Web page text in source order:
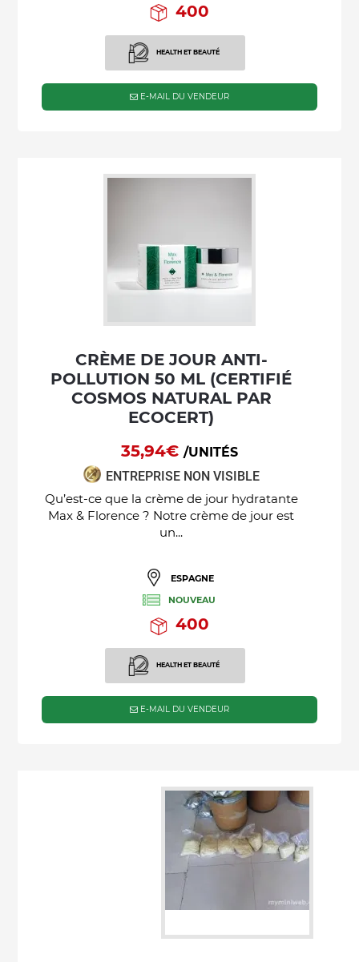
400
HEALTH ET BEAUTÉ
E-MAIL DU VENDEUR
CRÈME DE JOUR ANTI-
POLLUTION 50 ML (CERTIFIÉ
COSMOS NATURAL PAR
ECOCERT)
35,94€ /UNITÉS
ENTREPRISE NON VISIBLE
Qu’est-ce que la crème de jour hydratante
Max & Florence ? Notre crème de jour est
un...
ESPAGNE
NOUVEAU
400
HEALTH ET BEAUTÉ
E-MAIL DU VENDEUR